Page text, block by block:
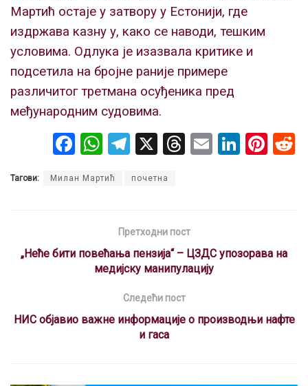
Мартић остаје у затвору у Естонији, где
издржава казну у, како се наводи, тешким
условима. Одлука је изазвала критике и
подсетила на бројне раније примере
различитог третмана осуђеника пред
међународним судовима.
F
ce
o
k
W
at
A
p
p
T
e
a
m
X T
s
E Li Pi
Тагови: Милан Мартић почетна
Претходни пост
„Неће бити повећања пензија“ – ЦЗДС упозорава на
медијску манипулацију
Следећи пост
НИС објавио важне информације о производњи нафте
и гаса